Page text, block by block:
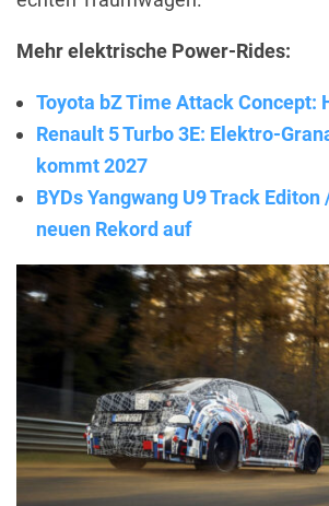
Mehr elektrische Power-Rides:
Toyota bZ Time Attack Concept:
Renault 5 Turbo 3E: Elektro-
kommt 2027
BYDs Yangwang U9 Track
neuen Rekord auf